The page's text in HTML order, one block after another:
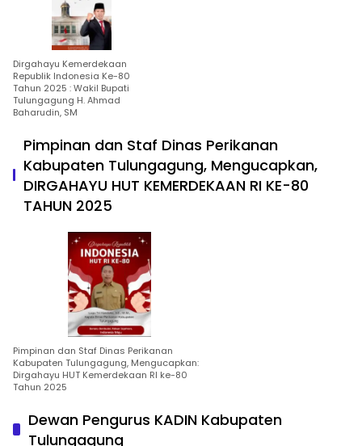
Dirgahayu Kemerdekaan
Republik Indonesia Ke-80
Tahun 2025 : Wakil Bupati
Tulungagung H. Ahmad
Baharudin, SM
Pimpinan dan Staf Dinas Perikanan
Kabupaten Tulungagung, Mengucapkan,
DIRGAHAYU HUT KEMERDEKAAN RI KE-80
TAHUN 2025
Pimpinan dan Staf Dinas Perikanan
Kabupaten Tulungagung, Mengucapkan:
Dirgahayu HUT Kemerdekaan RI ke-80
Tahun 2025
Dewan Pengurus KADIN Kabupaten
Tulungagung